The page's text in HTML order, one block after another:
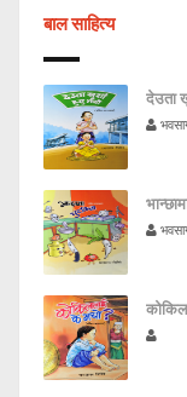
बाल साहित्य
देउता